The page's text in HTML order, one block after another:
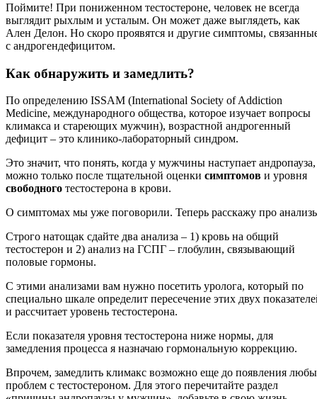
Поймите! При пониженном тестостероне, человек не всегда
выглядит рыхлым и усталым. Он может даже выглядеть, как
Ален Делон. Но скоро проявятся и другие симптомы,
с андрогендефицитом.
Как обнаружить и замедлить?
По определению ISSAM (International Society of Addiction
Medicine, международного общества, которое изучает вопросы
климакса и стареющих мужчин), возрастной андрогенный
дефицит – это клинико-лабораторный синдром.
Это значит, что понять, когда у мужчины наступает андропауза,
можно только после тщательной оценки симптомов и уровня
свободного тестостерона в крови.
О симптомах мы уже поговорили. Теперь расскажу про
Строго натощак сдайте два анализа – 1) кровь на общий
тестостерон и 2) анализ на ГСПГ – глобулин, связывающий
половые гормоны.
С этими анализами вам нужно посетить уролога, который по
специально шкале определит пересечение этих двух
и рассчитает уровень тестостерона.
Если показателя уровня тестостерона ниже нормы, для
замедления процесса я назначаю гормональную коррекцию.
Впрочем, замедлить климакс возможно еще до появления
проблем с тестостероном. Для этого перечитайте раздел